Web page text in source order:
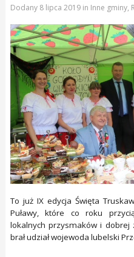
Dodany 8 lipca 2019in Inne gminy,
To już IX edycja Święta
Puławy, które co roku
lokalnych przysmaków i
brał udział wojewoda lubelski